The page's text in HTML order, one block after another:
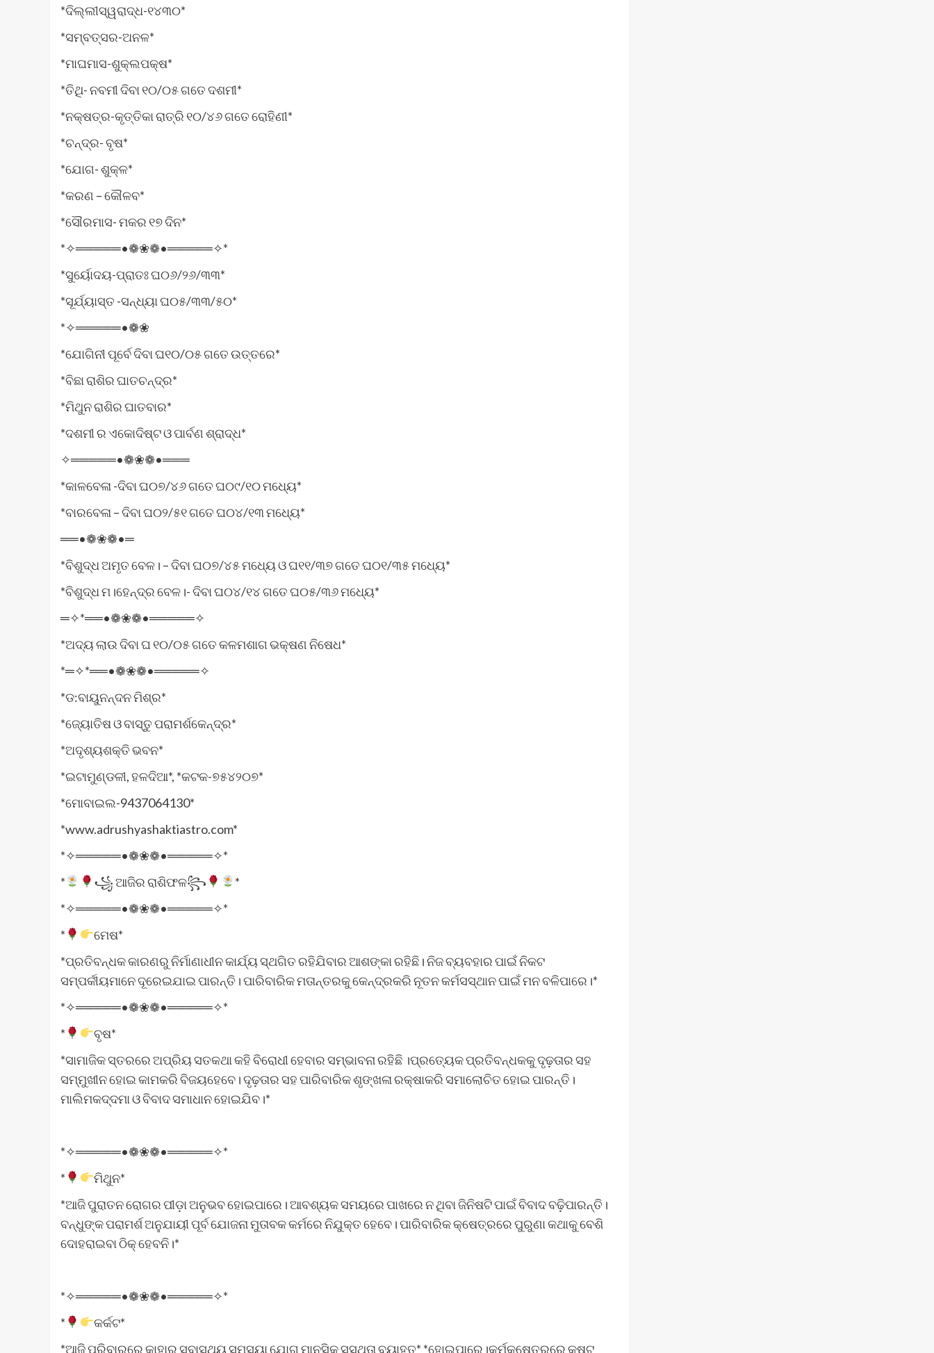
*ଦିଲ୍ଲୀସ୍ୱରାଦ୍ଧ-୧୪୩୦*
*ସମ୍ବତ୍ସର-ଅନଳ*
*ମାଘମାସ-ଶୁକ୍ଲପକ୍ଷ*
*ତିଥି- ନବମୀ ଦିବା ୧୦/୦୫ ଗତେ ଦଶମୀ*
*ନକ୍ଷତ୍ର-କୃତ୍ତିକା ରାତ୍ରି ୧୦/୪୬ ଗତେ ରୋହିଣୀ*
*ଚନ୍ଦ୍ର- ବୃଷ*
*ଯୋଗ- ଶୁକ୍ଳ*
*କରଣ – କୌଳବ*
*ସୌରମାସ- ମକର ୧୭ ଦିନ*
*✧═════•❁❀❁•═════✧*
*ସୁର୍ୟୋଦୟ-ପ୍ରାତଃ ଘ୦୬/୨୬/୩୩*
*ସୂର୍ଯ୍ୟାସ୍ତ -ସନ୍ଧ୍ୟା ଘ୦୫/୩୩/୫୦*
*✧═════•❁❀
*ଯୋଗିନୀ ପୂର୍ବେ ଦିବା ଘ୧୦/୦୫ ଗତେ ଉତ୍ତରେ*
*ବିଛା ରାଶିର ଘାତଚନ୍ଦ୍ର*
*ମିଥୁନ ରାଶିର ଘାତବାର*
*ଦଶମୀ ର ଏକୋଦିଷ୍ଟ ଓ ପାର୍ବଣ ଶ୍ରାଦ୍ଧ*
✧═════•❁❀❁•═══
*କାଳବେଳା -ଦିବା ଘ୦୭/୪୬ ଗତେ ଘ୦୯/୧୦ ମଧ୍ୟେ*
*ବାରବେଳା – ଦିବା ଘ୦୨/୫୧ ଗତେ ଘ୦୪/୧୩ ମଧ୍ୟେ*
══•❁❀❁•═
*ବିଶୁଦ୍ଧ ଅମୃତ ବେଳ। – ଦିବା ଘ୦୭/୪୫ ମଧ୍ୟେ ଓ ଘ୧୧/୩୭ ଗତେ ଘ୦୧/୩୫ ମଧ୍ୟେ*
*ବିଶୁଦ୍ଧ ମ।ହେନ୍ଦ୍ର ବେଳ।- ଦିବା ଘ୦୪/୧୪ ଗତେ ଘ୦୫/୩୬ ମଧ୍ୟେ*
═✧*══•❁❀❁•═════✧
*ଅଦ୍ୟ ଲାଉ ଦିବା ଘ ୧୦/୦୫ ଗତେ କଳମଶାଗ ଭକ୍ଷଣ ନିଷେଧ*
*═✧*══•❁❀❁•═════✧
*ଡ:ବାୟୁନନ୍ଦନ ମିଶ୍ର*
*ଜ୍ୟୋତିଷ ଓ ବାସ୍ତୁ ପରାମର୍ଶକେନ୍ଦ୍ର*
*ଅଦୃଶ୍ୟଶକ୍ତି ଭବନ*
*ଇଟାମୁଣ୍ଡଳୀ, ହଳଦିଆ*, *କଟକ-୭୫୪୨୦୭*
*ମୋବାଇଲ-9437064130*
*www.adrushyashaktiastro.com*
*✧═════•❁❀❁•═════✧*
*
꧁ ଆଜିର ରାଶିଫଳ꧂
*
*✧═════•❁❀❁•═════✧*
*
ମେଷ*
*ପ୍ରତିବନ୍ଧକ କାରଣରୁ ନିର୍ମାଣାଧୀନ କାର୍ଯ୍ୟ ସ୍ଥଗିତ ରହିଯିବାର ଆଶଙ୍କା ରହିଛି। ନିଜ ବ୍ୟବହାର ପାଇଁ ନିକଟ
ସମ୍ପର୍କୀୟମାନେ ଦୂରେଇଯାଇ ପାରନ୍ତି। ପାରିବାରିକ ମତାନ୍ତରକୁ କେନ୍ଦ୍ରକରି ନୂତନ କର୍ମସସ୍ଥାନ ପାଇଁ ମନ ବଳିପାରେ।*
*✧═════•❁❀❁•═════✧*
*
ବୃଷ*
*ସାମାଜିକ ସ୍ତରରେ ଅପ୍ରିୟ ସତକଥା କହି ବିରୋଧୀ ହେବାର ସମ୍ଭାବନା ରହିଛି ।ପ୍ରତ୍ୟେକ ପ୍ରତିବନ୍ଧକକୁ ଦୃଢ଼ତାର ସହ
ସମ୍ମୁଖୀନ ହୋଇ କାମକରି ବିଜୟହେବେ। ଦୃଢ଼ତାର ସହ ପାରିବାରିକ ଶୃଙ୍ଖଳା ରକ୍ଷାକରି ସମାଲୋଚିତ ହୋଇ ପାରନ୍ତି।
ମାଲିମକଦ୍ଦମା ଓ ବିବାଦ ସମାଧାନ ହୋଇଯିବ।*
*✧═════•❁❀❁•═════✧*
*
ମିଥୁନ*
*ଆଜି ପୁରାତନ ରୋଗର ପୀଡ଼ା ଅନୁଭବ ହୋଇପାରେ। ଆବଶ୍ୟକ ସମୟରେ ପାଖରେ ନ ଥିବା ଜିନିଷଟି ପାଇଁ ବିବାଦ ବଢ଼ିପାରନ୍ତି।
ବନ୍ଧୁଙ୍କ ପରାମର୍ଶ ଅନୁଯାୟୀ ପୂର୍ବ ଯୋଜନା ମୁତାବକ କର୍ମରେ ନିଯୁକ୍ତ ହେବେ। ପାରିବାରିକ କ୍ଷେତ୍ରରେ ପୁରୁଣା କଥାକୁ ବେଶି
ଦୋହରାଇବା ଠିକ୍‌ ହେବନି।*
*✧═════•❁❀❁•═════✧*
*
କର୍କଟ*
*ଆଜି ପରିବାରରେ କାହାର ସ୍ବାସ୍ଥ୍ୟ ସମସ୍ୟା ଯୋଗୁ ମାନସିକ ସୁସ୍ଥତା ବ୍ୟାହତ* *ହୋଇପାରେ।କର୍ମକ୍ଷେତ୍ରରେ କଷ୍ଟ